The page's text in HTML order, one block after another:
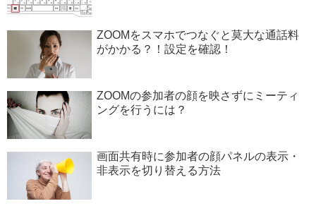
ZOOMをスマホでつなぐと莫大な通話料
がかかる？！設定を確認！
ZOOMの参加者の顔を映さずにミーティ
ングを行うには？
画面共有時に参加者の顔パネルの表示・
非表示を切り替える方法